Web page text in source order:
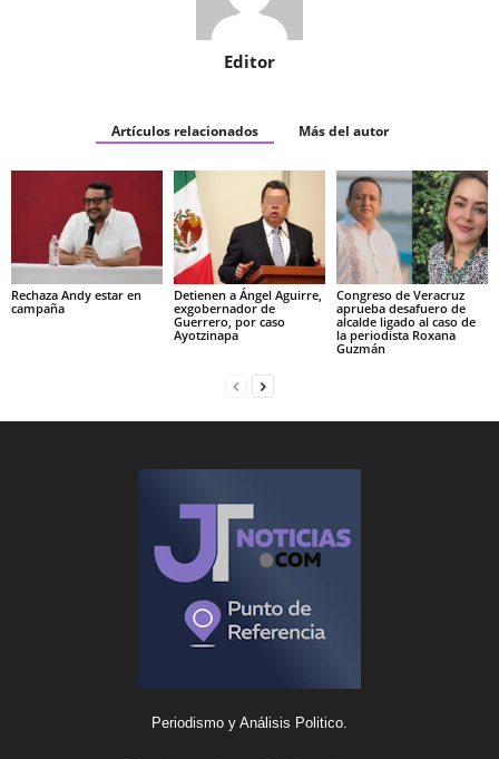
Editor
Artículos relacionados Más del autor
Rechaza Andy estar en
campaña
Detienen a Ángel Aguirre,
exgobernador de
Guerrero, por caso
Ayotzinapa
Congreso de Veracruz
aprueba desafuero de
alcalde ligado al caso de
la periodista Roxana
Guzmán
Periodismo y Análisis Politico.